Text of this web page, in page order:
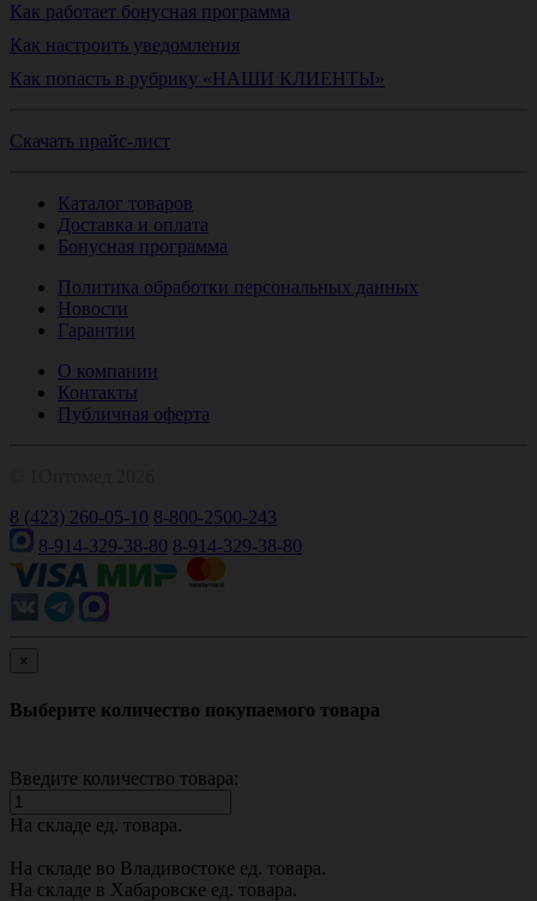
Как работает бонусная программа
Как настроить уведомления
Как попасть в рубрику «НАШИ КЛИЕНТЫ»
Скачать прайс-лист
Каталог товаров
Доставка и оплата
Бонусная программа
Политика обработки персональных данных
Новости
Гарантии
О компании
Контакты
Публичная оферта
8 (423) 260-05-10 8-800-2500-243
8-914-329-38-80 8-914-329-38-80
×
Выберите количество покупаемого товара
Введите количество товара:
На складе ед. товара.
На складе во Владивостоке ед. товара.
На складе в Хабаровске ед. товара.